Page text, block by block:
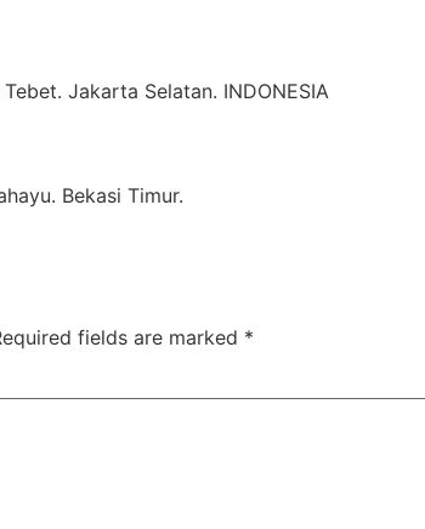
Jakarta Selatan. INDONESIA
Bekasi Timur.
fields are marked *